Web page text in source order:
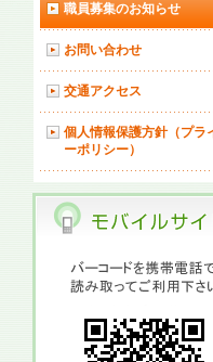
職員募集のお知らせ
お問い合わせ
交通アクセス
個人情報保護方針（プラ
ーポリシー）